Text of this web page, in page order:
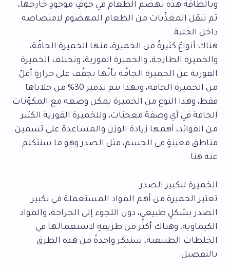
وبالطاقة هذه تهضم الطعام في جوفٍ موجودٍ خارجها،
ثم تنقل المغذّيات من الطعام المهضوم لامتصاصه
داخل الخلية.
هناك أنواعٌ كثيرةٌ من الخميرة، منها الخميرة الجافّة،
والخميرة الطازجة، والخميرة الفورية، وتختلف الخميرة
الفورية عن الخميرة الجافّة بأنّها تجفّف على حرارةٍ أقلّ
من الخميرة الجافة، وبهذا يتم تدمير 30% من خلاياها
فقط، وهذا النوع من الخميرة يمكن وضعه مع المكوّنات
الجافة في أي وصفة معجنات، وللخميرة الفورية الكثير
من الفوائد، أهمها زيادة الوزن والمساعدة على تسمين
مناطق معينةٍ في الجسم، مثل الصدر وهو ما سنتكلم
عنه هنا.
الخميرة لتكبير الصدر
تعتبر الخميرة من أهم المواد المستعملة في تكبير
الصدر بشكلٍ طبيعيٍ، دون اللجوء إلى الجراحة، والمواد
الكيماوية، وهناك أكثر من طريقةٍ لاستعمالها في
الخلطات الطبيعية، سنذكر واحدةً من هذه الطرق
بالتفصيل.